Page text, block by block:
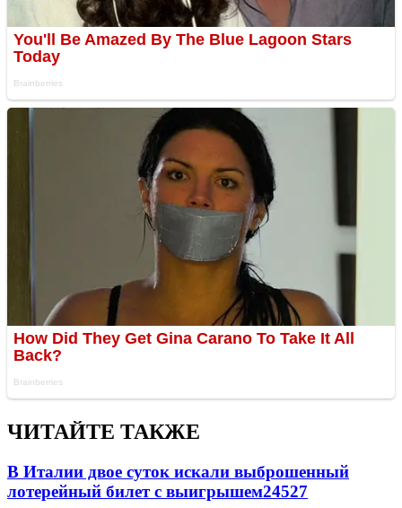
ЧИТАЙТЕ ТАКЖЕ
В Италии двое суток искали выброшенный
лотерейный билет с выигрышем24527